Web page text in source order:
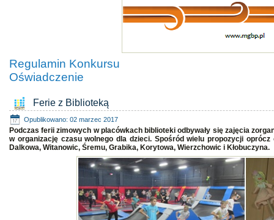
Regulamin Konkursu
Oświadczenie
Ferie z Biblioteką
Opublikowano: 02 marzec 2017
Podczas ferii zimowych w placówkach biblioteki odbywały się zajęcia
w organizację czasu wolnego dla dzieci. Spośród wielu propozycji
Dalkowa, Witanowic, Śremu, Grabika, Korytowa, Wierzchowic i Kłobuczyna.